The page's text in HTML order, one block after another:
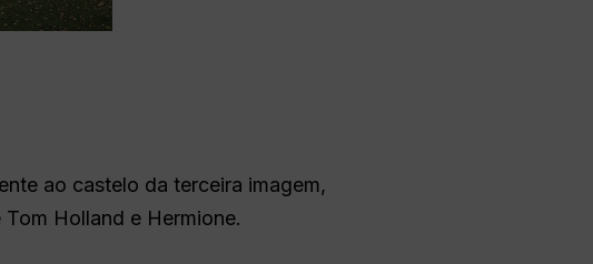
ao castelo da terceira imagem,
Holland e Hermione.